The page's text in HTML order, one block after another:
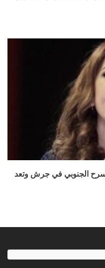
الجنوبي في جرش وتعد